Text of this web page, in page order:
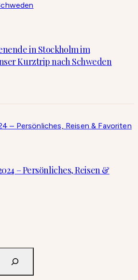
in Stockholm im
Kurztrip nach Schweden
– Persönliches, Reisen &